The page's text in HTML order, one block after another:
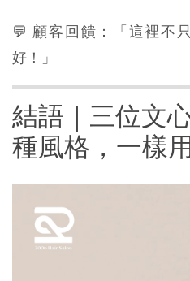
💬 顧客回饋：「這裡不
好！」
結語｜三位文
種風格，一樣